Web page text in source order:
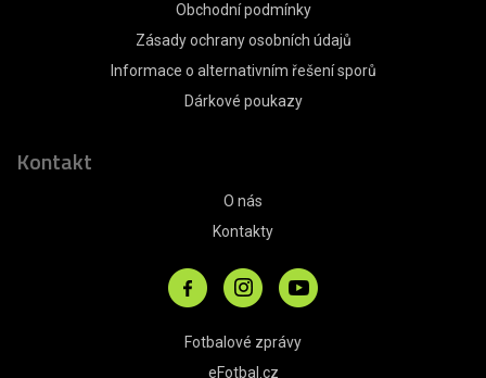
Obchodní podmínky
Zásady ochrany osobních údajů
Informace o alternativním řešení sporů
Dárkové poukazy
Kontakt
O nás
Kontakty
Fotbalové zprávy
eFotbal.cz